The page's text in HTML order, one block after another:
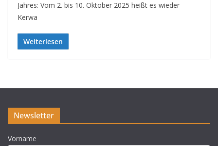
Jahres: Vom 2. bis 10. Oktober 2025 heißt es wieder
Kerwa
Weiterlesen
Newsletter
Vorname